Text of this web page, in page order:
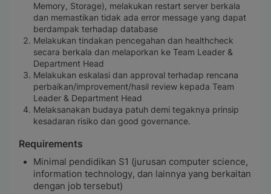
Memory, Storage), melakukan restart server berkala
dan memastikan tidak ada error message yang dapat
berdampak terhadap database
Melakukan tindakan pencegahan dan healthcheck
secara berkala dan melaporkan ke Team Leader &
Department Head
Melakukan eskalasi dan approval terhadap rencana
perbaikan/improvement/hasil review kepada Team
Leader & Department Head
Melaksanakan budaya patuh demi tegaknya prinsip
kesadaran risiko dan good governance.
Requirements
Minimal pendidikan S1 (jurusan computer science,
information technology, dan lainnya yang berkaitan
dengan job tersebut)